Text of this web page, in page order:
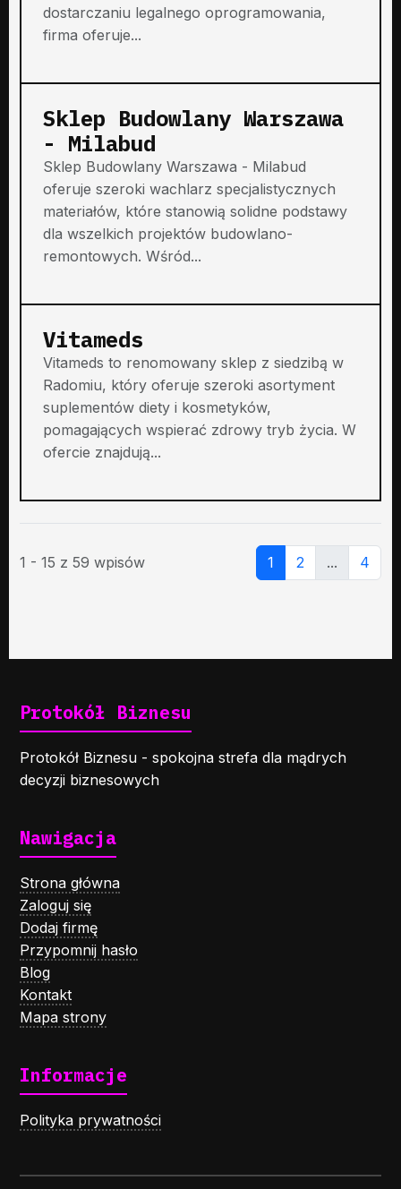
dostarczaniu legalnego oprogramowania,
firma oferuje...
Sklep Budowlany Warszawa
- Milabud
Sklep Budowlany Warszawa - Milabud
oferuje szeroki wachlarz specjalistycznych
materiałów, które stanowią solidne podstawy
dla wszelkich projektów budowlano-
remontowych. Wśród...
Vitameds
Vitameds to renomowany sklep z siedzibą w
Radomiu, który oferuje szeroki asortyment
suplementów diety i kosmetyków,
pomagających wspierać zdrowy tryb życia. W
ofercie znajdują...
1 - 15 z 59 wpisów 1 2 ... 4
Protokół Biznesu
Protokół Biznesu - spokojna strefa dla mądrych
decyzji biznesowych
Nawigacja
Strona główna
Zaloguj się
Dodaj firmę
Przypomnij hasło
Blog
Kontakt
Mapa strony
Informacje
Polityka prywatności